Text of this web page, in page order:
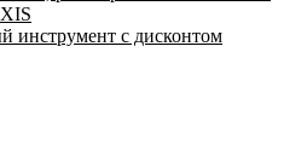
инструмент с дисконтом